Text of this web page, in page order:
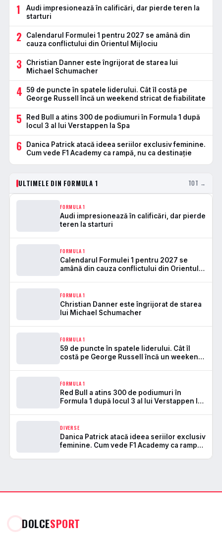
1
Audi impresionează în calificări, dar pierde teren la
starturi
2
Calendarul Formulei 1 pentru 2027 se amână din
cauza conflictului din Orientul Mijlociu
3
Christian Danner este îngrijorat de starea lui
Michael Schumacher
4
59 de puncte în spatele liderului. Cât îl costă pe
George Russell încă un weekend stricat de fiabilitate
5
Red Bull a atins 300 de podiumuri în Formula 1 după
locul 3 al lui Verstappen la Spa
6
Danica Patrick atacă ideea seriilor exclusiv feminine.
Cum vede F1 Academy ca rampă, nu ca destinație
ULTIMELE DIN FORMULA 1 TOT →
FORMULA 1
Audi impresionează în calificări, dar pierde
teren la starturi
FORMULA 1
Calendarul Formulei 1 pentru 2027 se
amână din cauza conflictului din Orientul
FORMULA 1
Christian Danner este îngrijorat de starea
lui Michael Schumacher
FORMULA 1
59 de puncte în spatele liderului. Cât îl
costă pe George Russell încă un weekend
FORMULA 1
Red Bull a atins 300 de podiumuri în
Formula 1 după locul 3 al lui Verstappen la
DIVERSE
Danica Patrick atacă ideea seriilor exclusiv
feminine. Cum vede F1 Academy ca rampă,
DOLCESPORT